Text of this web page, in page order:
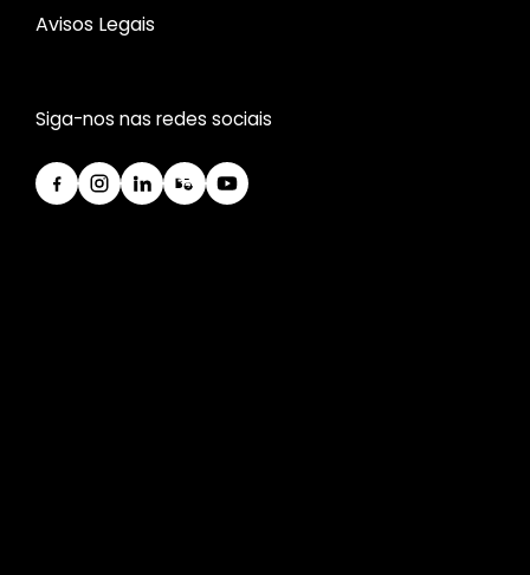
Avisos Legais
Siga-nos nas redes sociais